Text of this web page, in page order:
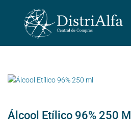
Álcool Etílico 96% 250 Ml